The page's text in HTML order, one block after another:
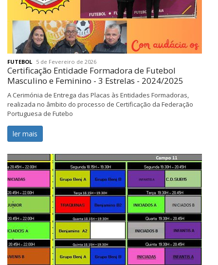
FUTEBOL 5 de Fevereiro de 2026
Certificação Entidade Formadora de Futebol
Masculino e Feminino - 3 Estrelas - 2024/2025
A Cerimónia de Entrega das Placas às Entidades Formadoras,
realizada no âmbito do processo de Certificação da Federação
Portuguesa de Futebo
ler mais